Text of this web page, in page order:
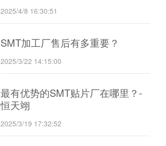
2025/4/8 16:30:51
SMT加工厂售后有多重要？
2025/3/22 14:15:00
最有优势的SMT贴片厂在哪里？-
恒天翊
2025/3/19 17:32:52